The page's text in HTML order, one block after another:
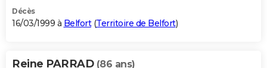
Décès
16/03/1999 à Belfort(Territoire de Belfort)
Reine PARRAD (86 ans)